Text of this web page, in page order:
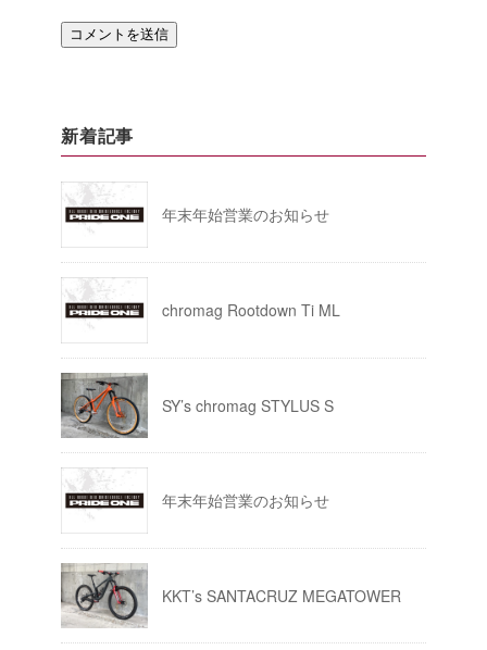
新着記事
年末年始営業のお知らせ
chromag Rootdown Ti ML
SY’s chromag STYLUS S
年末年始営業のお知らせ
KKT’s SANTACRUZ MEGATOWER